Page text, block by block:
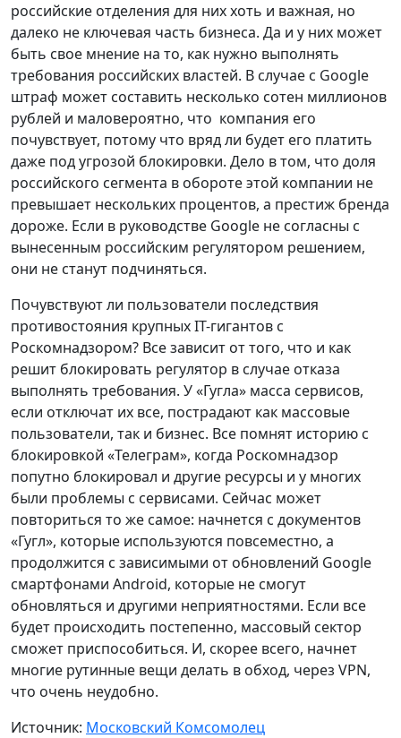
российские отделения для них хоть и важная, но
далеко не ключевая часть бизнеса. Да и у них может
быть свое мнение на то, как нужно выполнять
требования российских властей. В случае с Google
штраф может составить несколько сотен миллионов
рублей и маловероятно, что компания его
почувствует, потому что вряд ли будет его платить
даже под угрозой блокировки. Дело в том, что доля
российского сегмента в обороте этой компании не
превышает нескольких процентов, а престиж бренда
дороже. Если в руководстве Google не согласны с
вынесенным российским регулятором решением,
они не станут подчиняться.
Почувствуют ли пользователи последствия
противостояния крупных IT-гигантов с
Роскомнадзором? Все зависит от того, что и как
решит блокировать регулятор в случае отказа
выполнять требования. У «Гугла» масса сервисов,
если отключат их все, пострадают как массовые
пользователи, так и бизнес. Все помнят историю с
блокировкой «Телеграм», когда Роскомнадзор
попутно блокировал и другие ресурсы и у многих
были проблемы с сервисами. Сейчас может
повториться то же самое: начнется с документов
«Гугл», которые используются повсеместно, а
продолжится с зависимыми от обновлений Google
смартфонами Android, которые не смогут
обновляться и другими неприятностями. Если все
будет происходить постепенно, массовый сектор
сможет приспособиться. И, скорее всего, начнет
многие рутинные вещи делать в обход, через VPN,
что очень неудобно.
Источник: Московский Комсомолец